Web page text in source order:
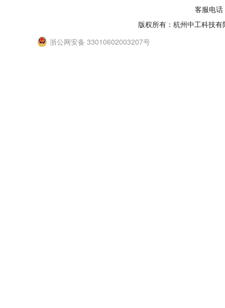
客服电
版权所有：杭州中工科技
浙公网安备 33010602003207号